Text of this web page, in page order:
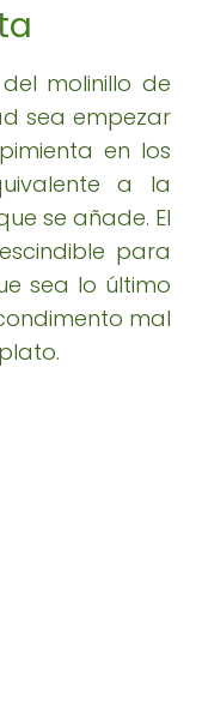
molinillo de
sea empezar
en los
a la
se añade. El
para
sea lo último
mal